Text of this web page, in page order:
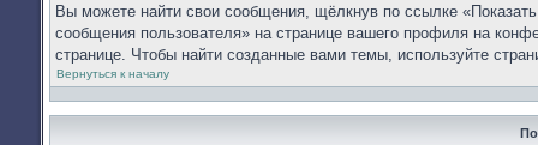
Вы можете найти свои сообщения, щёлкнув по ссылке
сообщения пользователя» на странице вашего профиля на
странице. Чтобы найти созданные вами темы, используйте
Вернуться к началу